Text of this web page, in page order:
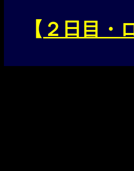
【 ２日目・